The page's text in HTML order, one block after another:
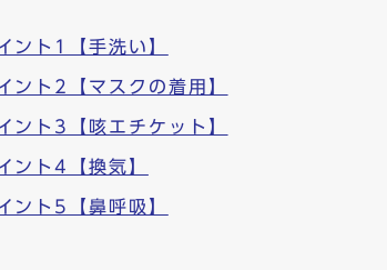
ント1【手洗い】
ント2【マスクの着用】
ント3【咳エチケット】
ント4【換気】
ント5【鼻呼吸】